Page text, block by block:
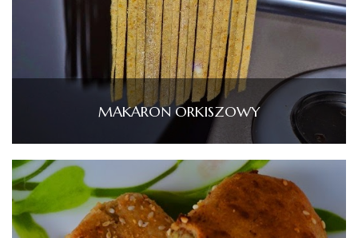
MAKARON ORKISZOWY